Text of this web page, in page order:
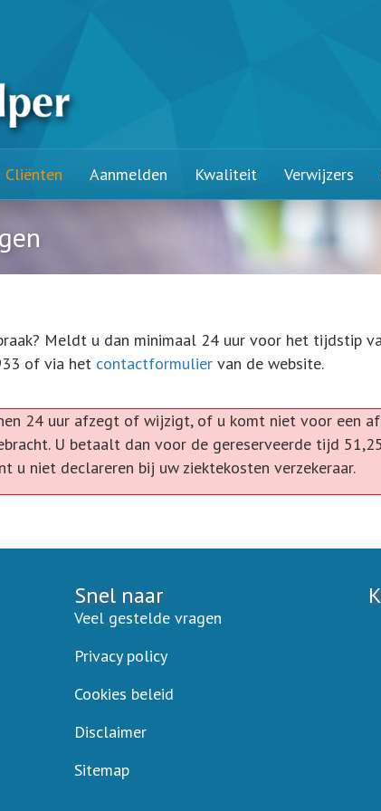
Cliënten Aanmelden Kwaliteit Verwijzers
Meldt u dan minimaal 24 uur voor het tijdstip
of via het contactformulier van de website.
24 uur afzegt of wijzigt, of u komt niet voor een
U betaalt dan voor de gereserveerde tijd
u niet declareren bij uw ziektekosten verzekeraar.
Snel naar
Veel gestelde vragen
Privacy policy
Cookies beleid
Disclaimer
Sitemap